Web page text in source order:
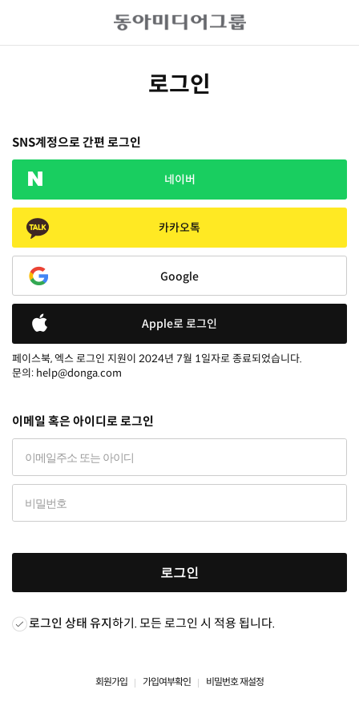
로그인
SNS계정으로 간편 로그인
네이버
카카오톡
Google
Apple로 로그인
페이스북, 엑스 로그인 지원이 2024년 7월 1일자로 종료되었습니다.
문의: help@donga.com
이메일 혹은 아이디로 로그인
로그인
로그인 상태 유지하기. 모든 로그인 시 적용 됩니다.
회원가입 가입여부확인 비밀번호 재설정